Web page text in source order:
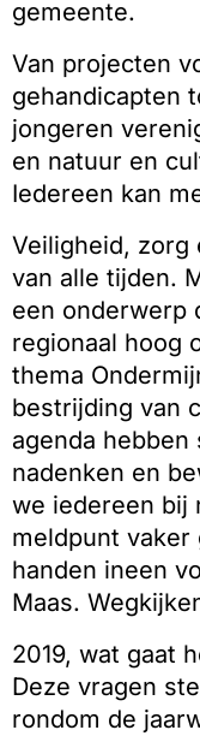
gemeente.
Van projecten
gehandicapten
jongeren
en natuur en
Iedereen kan
Veiligheid, zorg
van alle tijden.
een onderwerp
regionaal hoog
thema
bestrijding van
agenda
nadenken en
we iedereen bij
meldpunt vaker
handen ineen
Maas.
2019, wat gaat
Deze vragen
rondom de